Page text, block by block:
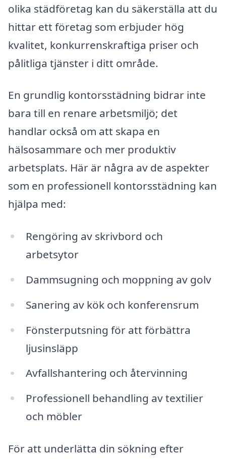
olika städföretag kan du säkerställa att du
hittar ett företag som erbjuder hög
kvalitet, konkurrenskraftiga priser och
pålitliga tjänster i ditt område.
En grundlig kontorsstädning bidrar inte
bara till en renare arbetsmiljö; det
handlar också om att skapa en
hälsosammare och mer produktiv
arbetsplats. Här är några av de aspekter
som en professionell kontorsstädning kan
hjälpa med:
Rengöring av skrivbord och
arbetsytor
Dammsugning och moppning av golv
Sanering av kök och konferensrum
Fönsterputsning för att förbättra
ljusinsläpp
Avfallshantering och återvinning
Professionell behandling av textilier
och möbler
För att underlätta din sökning efter